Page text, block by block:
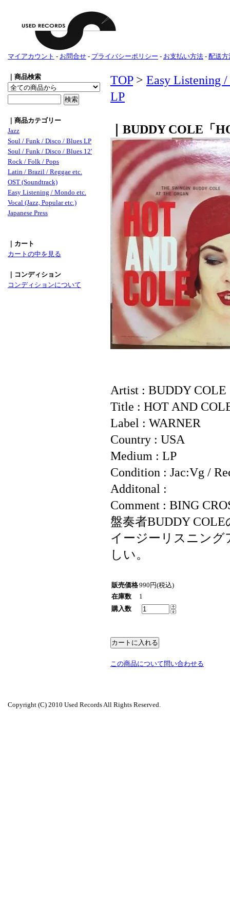
マイアカウント - お問合せ - プライバシーポリシー - お支払い方法 - 配送方
｜商品検索
｜商品カテゴリー
Jazz
Soul / Funk / Disco / Blues LP
Soul / Funk / Disco / Blues 12'
Rock / Folk / Pops
Latin / Brazil / Reggae etc.
OST (Soundtrack)
Easy Listening / Mondo etc.
Vocal (Jazz, Popular etc.)
Japanese Press
｜カート
カートの中を見る
｜コンディション
コンディションについて
TOP> Easy Listening
LP
｜BUDDY COLE「
Artist : BUDDY COLE
Title : HOT AND
Label : WARNER
Country : USA
Medium : LP
Condition : Jac:Vg /
Additonal :
Comment : BING
盤奏者BUDDY
イージーリスニン
しい。
販売価格990円(税込)
在庫数
1
購入数
この商品について問い合わせる
Copyright (C) 2010 Used Records All Rights Reserved.